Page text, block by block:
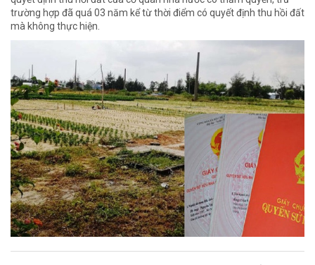
trường hợp đã quá 03 năm kể từ thời điểm có quyết định thu hồi đất
mà không thực hiện.